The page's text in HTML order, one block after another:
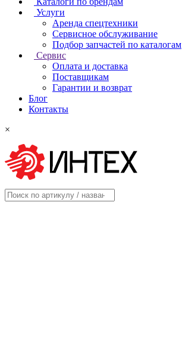
Услуги
Аренда спецтехники
Сервисное обслуживание
Подбор запчастей по каталогам
Сервис
Оплата и доставка
Поставщикам
Гарантии и возврат
Блог
Контакты
×